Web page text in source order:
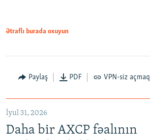
Ətraflı burada oxuyun
Paylaş PDF VPN-siz açmaq
İyul 31, 2026
Daha bir AXCP fəalının